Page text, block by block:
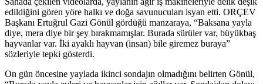
edildiğini gören yöre halkı ve doğa savunucuları isyan etti. ORÇEV
Başkanı Ertuğrul Gazi Gönül gördüğü manzaraya, “Baksana yayla
diye, mera diye bir şey bırakmamışlar. Burada sürüler var, büyükbaş
hayvanlar var. İki ayaklı hayvan (insan) bile giremez buraya”
sözleriyle tepki gösterdi.
On gün öncesine yaylada ikinci sondajın olmadığını belirten Gönül,